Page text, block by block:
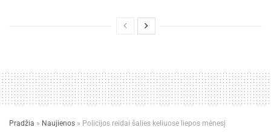
Pradžia » Naujienos » Policijos reidai šalies keliuose liepos mėnesį